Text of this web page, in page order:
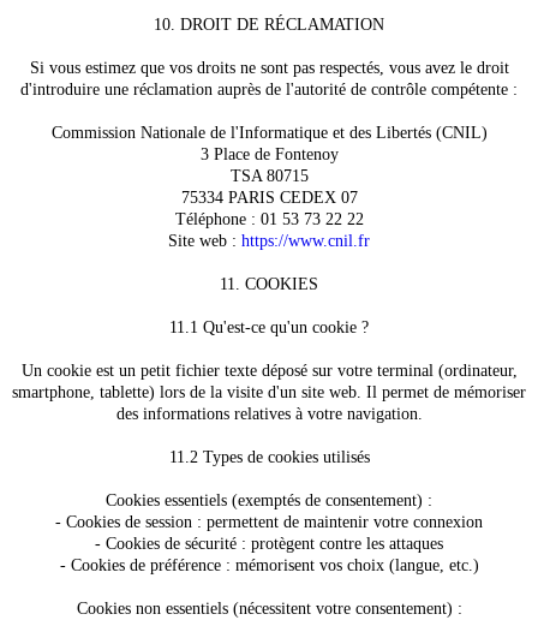
10. DROIT DE RÉCLAMATION
Si vous estimez que vos droits ne sont pas respectés, vous avez le droit
d'introduire une réclamation auprès de l'autorité de contrôle compétente :
Commission Nationale de l'Informatique et des Libertés (CNIL)
3 Place de Fontenoy
TSA 80715
75334 PARIS CEDEX 07
Téléphone : 01 53 73 22 22
Site web : https://www.cnil.fr
11. COOKIES
11.1 Qu'est-ce qu'un cookie ?
Un cookie est un petit fichier texte déposé sur votre terminal (ordinateur,
smartphone, tablette) lors de la visite d'un site web. Il permet de mémoriser
des informations relatives à votre navigation.
11.2 Types de cookies utilisés
Cookies essentiels (exemptés de consentement) :
- Cookies de session : permettent de maintenir votre connexion
- Cookies de sécurité : protègent contre les attaques
- Cookies de préférence : mémorisent vos choix (langue, etc.)
Cookies non essentiels (nécessitent votre consentement) :